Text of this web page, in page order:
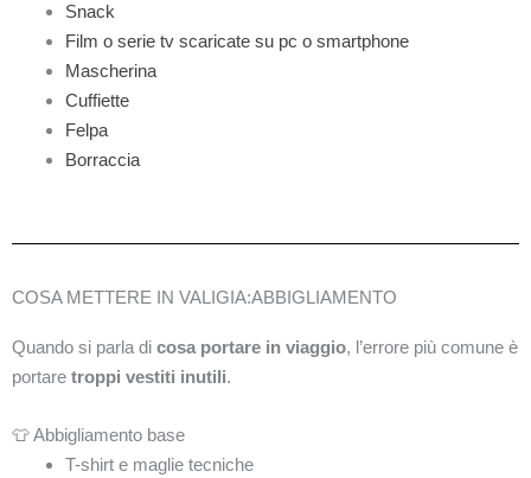
Snack
Film o serie tv scaricate su pc o smartphone
Mascherina
Cuffiette
Felpa
Borraccia
COSA METTERE IN VALIGIA:ABBIGLIAMENTO
Quando si parla di cosa portare in viaggio, l’errore più comune è
portare troppi vestiti inutili.
👕 Abbigliamento base
T-shirt e maglie tecniche